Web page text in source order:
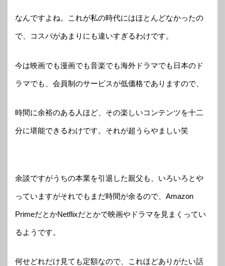
なんですよね。これが私の時代にはほとんどなかったの
で、コスパがあまりにも違いすぎるわけです。
今は映画でも漫画でも音楽でも海外ドラマでも日本のド
ラマでも、会員制のサービスが低価格でありますので、
時間に余裕のある人ほど、その楽しいコンテンツを十二
分に堪能できるわけです。それが超うらやましい笑
余談ですがうちの本業を引退した親父も、いろいろとや
っていますがそれでもまだ時間が余るので、Amazon
PrimeだとかNetflixだとかで映画やドラマを見まくってい
るようです。
何せどれだけ見ても定額なので、これほどありがたい話